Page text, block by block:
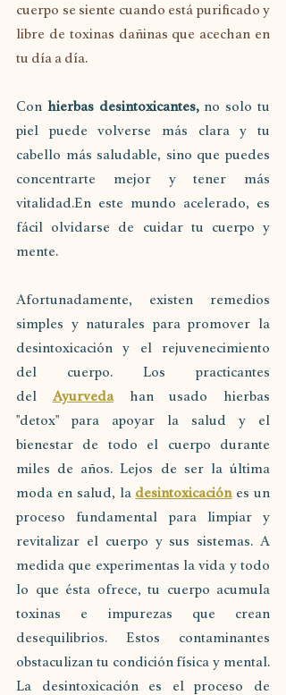
cuerpo se siente cuando está purificado y
libre de toxinas dañinas que acechan en
tu día a día.
Con hierbas desintoxicantes, no solo tu
piel puede volverse más clara y tu
cabello más saludable, sino que puedes
concentrarte mejor y tener más
vitalidad.En este mundo acelerado, es
fácil olvidarse de cuidar tu cuerpo y
mente.
Afortunadamente, existen remedios
simples y naturales para promover la
desintoxicación y el rejuvenecimiento
del cuerpo. Los practicantes
del Ayurveda han usado hierbas
"detox" para apoyar la salud y el
bienestar de todo el cuerpo durante
miles de años. Lejos de ser la última
moda en salud, la desintoxicación es un
proceso fundamental para limpiar y
revitalizar el cuerpo y sus sistemas. A
medida que experimentas la vida y todo
lo que ésta ofrece, tu cuerpo acumula
toxinas e impurezas que crean
desequilibrios. Estos contaminantes
obstaculizan tu condición física y mental.
La desintoxicación es el proceso de